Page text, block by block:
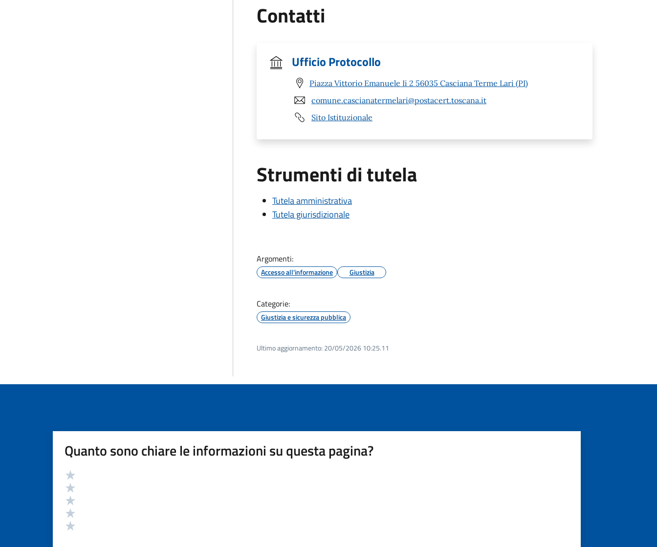
Contatti
Ufficio Protocollo
Piazza Vittorio Emanuele Ii 2 56035 Casciana Terme Lari (PI)
comune.cascianatermelari@postacert.toscana.it
Sito Istituzionale
Strumenti di tutela
Tutela amministrativa
Tutela giurisdizionale
Argomenti:
Accesso all'informazione Giustizia
Categorie:
Giustizia e sicurezza pubblica
Ultimo aggiornamento: 20/05/2026 10:25.11
Quanto sono chiare le informazioni su questa pagina?
Valutazione